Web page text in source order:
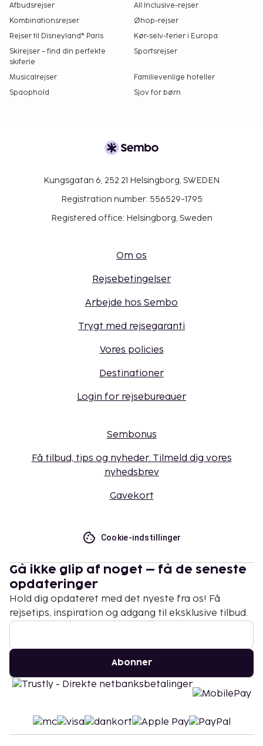
Afbudsrejser
All Inclusive-rejser
Kombinationsrejser
Øhop-rejser
Rejser til Disneyland® Paris
Kør-selv-ferier i Europa
Skirejser – find din perfekte
skiferie
Sportsrejser
Musicalrejser
Familievenlige hoteller
Spaophold
Sjov for børn
Kungsgatan 6, 252 21 Helsingborg, SWEDEN
Registration number: 556529-1795
Registered office: Helsingborg, Sweden
Om os
Rejsebetingelser
Arbejde hos Sembo
Trygt med rejsegaranti
Vores policies
Destinationer
Login for rejsebureauer
Sembonus
Få tilbud, tips og nyheder. Tilmeld dig vores
nyhedsbrev
Gavekort
Cookie-indstillinger
Gå ikke glip af noget – få de seneste
opdateringer
Hold dig opdateret med det nyeste fra os! Få
rejsetips, inspiration og adgang til eksklusive tilbud.
Abonner